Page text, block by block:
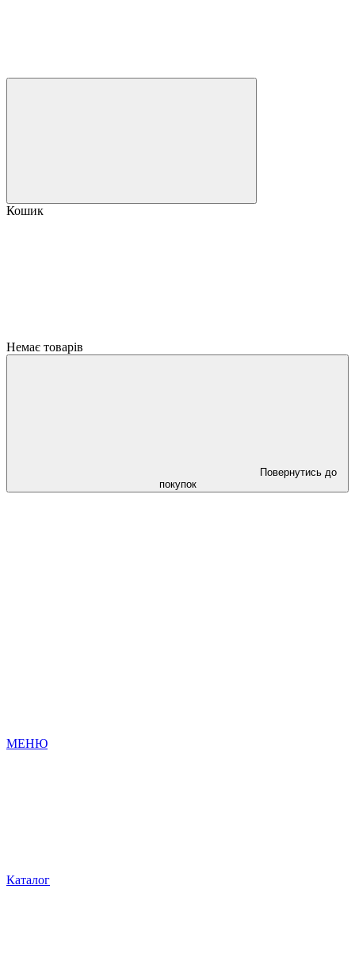
Кошик
Немає товарів
Повернутись до
покупок
МЕНЮ
Каталог